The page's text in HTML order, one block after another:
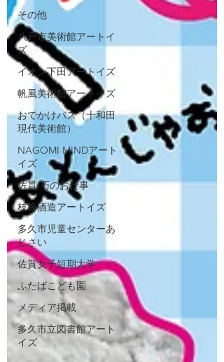
その他
八戸市美術館アートイ
ズ
イオン下田アートイズ
帆風美術館アートイズ
おでかけバス（十和田
現代美術館）
NAGOMI MINDアート
イズ
佐貫 巧のお仕事
枝梅酒造アートイズ
多久市児童センターあ
じさい
佐賀女子短期大学
ふたばこども園
メディア掲載
多久市立図書館アート
イズ